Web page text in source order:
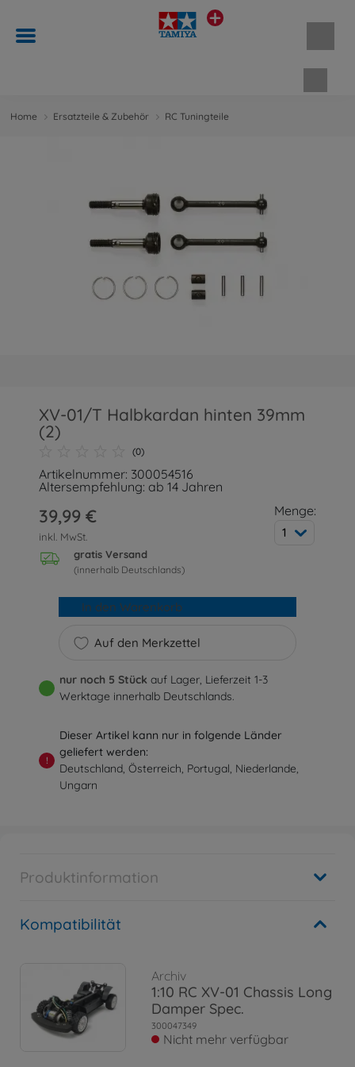
Home Ersatzteile & Zubehör RC Tuningteile
XV-01/T Halbkardan hinten 39mm
(2)
(0)
Artikelnummer: 300054516
Altersempfehlung: ab 14 Jahren
39,99 €
inkl. MwSt.
gratis Versand
(innerhalb Deutschlands)
Menge:
1
Auf den Merkzettel
In den Warenkorb
nur noch 5 Stück auf Lager, Lieferzeit 1-3
Werktage innerhalb Deutschlands.
!
Dieser Artikel kann nur in folgende Länder
geliefert werden:
Deutschland, Österreich, Portugal, Niederlande,
Ungarn
Produktinformation
Kompatibilität
Archiv
1:10 RC XV-01 Chassis Long
Damper Spec.
300047349
Nicht mehr verfügbar